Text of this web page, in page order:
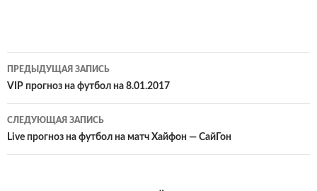
Навигация
по
записям
ПРЕДЫДУЩАЯ ЗАПИСЬ
VIP прогноз на футбол на 8.01.2017
СЛЕДУЮЩАЯ ЗАПИСЬ
Live прогноз на футбол на матч Хайфон — СайГон